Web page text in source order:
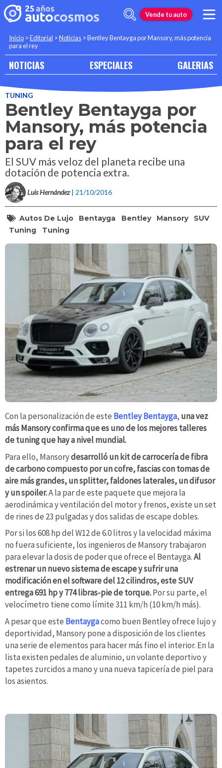
Vende tu auto
Inicio >Editorial >Noticias >Bentley Bentayga por Mansory, más potencia
para el rey
NOTICIAS ESPECIALES GALERIAS
TUNING
Bentley Bentayga por
Mansory, más potencia
para el rey
El SUV más veloz del planeta recibe una
dotación de potencia extra.
Luis Hernández | 21/10/2016
Autos De Lujo Bentayga Bentley Mansory
SUV
Tuning
Tuning
Con la personalización de este Bentley Bentayga, una vez
más Mansory confirma que es uno de los mejores talleres
de tuning que hay a nivel mundial.
Para ello, Mansorydesarrolló un kit de carrocería de fibra
de carbono compuesto por un cofre, fascias con tomas de
aire más grandes, un splitter, faldones laterales, un difusor
y un spoiler.A la par de este paquete que mejora la
aerodinámica y ventilación del motor y frenos, existe un set
de rines de 23 pulgadas y dos salidas de escape dobles.
Por si los 608 hp del W12 de 6.0 litros y la velocidad máxima
no fuera suficiente, los ingenieros de Mansory trabajaron
para elevar la dosis de poder que ofrece el Bentayga.Al
estrenar un nuevo sistema de escape y sufrir una
modificación en el software del 12 cilindros, este SUV
entrega 691 hp y 774 libras-pie de torque.Por su parte, el
velocímetro tiene como límite 311 km/h (10 km/h más).
A pesar que este Bentaygacomo buen Bentley ofrece lujo y
deportividad, Mansory pone a disposición de los clientes
una serie de elementos para hacer más fino el interior. En la
lista existen pedales de aluminio, un volante deportivo y
tapetes zurcidos a mano y una nueva tapicería de piel para
los asientos.